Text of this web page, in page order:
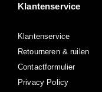
Klantenservice
Klantenservice
Retourneren & ruilen
Contactformulier
Privacy Policy